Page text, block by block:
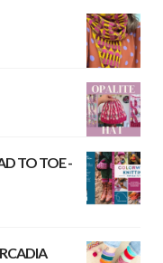
TO TOE -